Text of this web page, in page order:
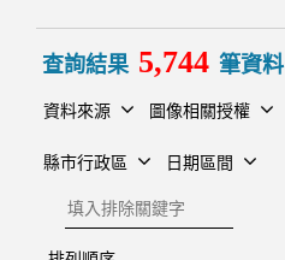
查詢結果 5,744 筆資料
資料來源 圖像相關授權
縣市行政區 日期區間
排除關鍵字